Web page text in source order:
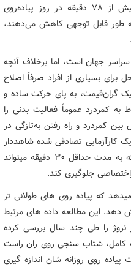
نشان داد افرادی که به طور متوسط بیش از ۷۸ دقیقه در روز پیاده‌روی
طور قابل توجهی کاهش می‌دهند،
جهان است، اما برخلاف آنچه
بسیاری از افراد صرفاً اصلاح
گران‌قیمت، به پای حرکت ساده و
کمردرد عموماً فعالیت بدنی را
کمردرد و راه رفتن به‌تازگی در
شدن است. در سال ۲۰۲۴، یک کارآزمایی تصادفی شده شاهددار
نشان داد که پیاده روی پنج بار در هفته به مدت حداقل ۳۰ دقیقه میتواند
جلوگیری کند.
که پیاده روی های طولانی تر
دهد. این مطالعه داده های مرتبط
بزرگسال در نروژ را طی چند سال بررسی کرده
شتاب سنجی روی ران راست
روی روزانه شان اندازه گیری